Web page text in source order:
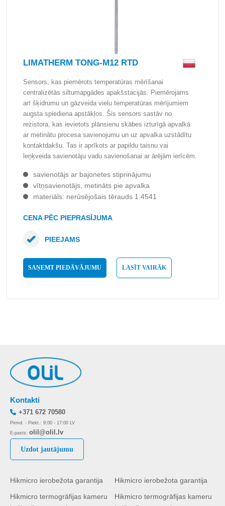
LIMATHERM TONG-M12 RTD
Sensors, kas piemērots temperatūras mērīšanai
centralizētās siltumapgādes apakšstacijās. Piemērojams
arī šķidrumu un gāzveida vielu temperatūras mērījumiem
augsta spiediena apstākļos. Šis sensors sastāv no
rezistora, kas ievietots plānsienu skābes izturīgā apvalkā
ar metinātu procesa savienojumu un uz apvalka uzstādītu
kontaktdakšu. Tas ir aprīkots ar papildu taisnu vai
leņķveida savienotāju vadu savienošanai ar ārējām ierīcēm.
savienotājs ar bajonetes stiprinājumu
vītņsavienotājs, metināts pie apvalka
materiāls: nerūsējošais tērauds 1.4541
CENA PĒC PIEPRASĪJUMA
SAŅEMT PIEDĀVĀJUMU LASĪT VAIRĀK
PIEEJAMS
Hikmicro ierobežota garantija
Hikmicro termogrāfijas kameru
Hikmicro ierobežota garantija
Hikmicro termogrāfijas kameru
Kontakti
+371 672 70580
Pirmd. - Piekt.: 9:00 - 17:00 LV
E-pasts: olil@olil.lv
Uzdot jautājumu